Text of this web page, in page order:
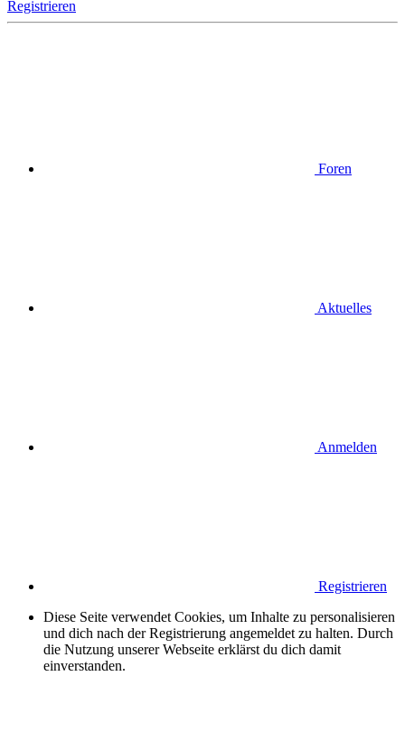
Registrieren
Foren
Aktuelles
Anmelden
Registrieren
Diese Seite verwendet Cookies, um Inhalte zu personalisieren
und dich nach der Registrierung angemeldet zu halten. Durch
die Nutzung unserer Webseite erklärst du dich damit
einverstanden.